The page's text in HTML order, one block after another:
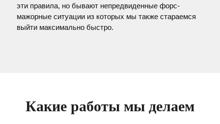
эти правила, но бывают непредвиденные форс-
мажорные ситуации из которых мы также стараемся
выйти максимально быстро.
Какие работы мы делаем